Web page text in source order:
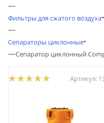
—
Фильтры для сжатого воздуха
—
Сепараторы циклонные
—Сепаратор циклонный
Артикул: